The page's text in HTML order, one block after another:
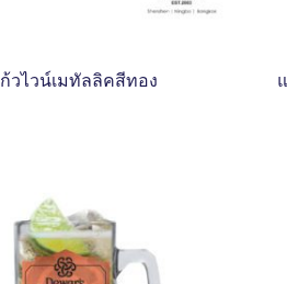
วไวน์เมทัลลิคสีทอง